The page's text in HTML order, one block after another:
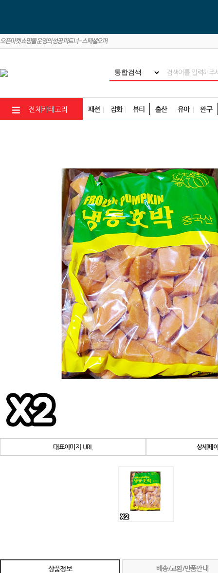
전체카테고리 패션 잡화 뷰티 출산 유아 완구
대표이미지 URL 상세페
상품정보 배송/교환/반품안내